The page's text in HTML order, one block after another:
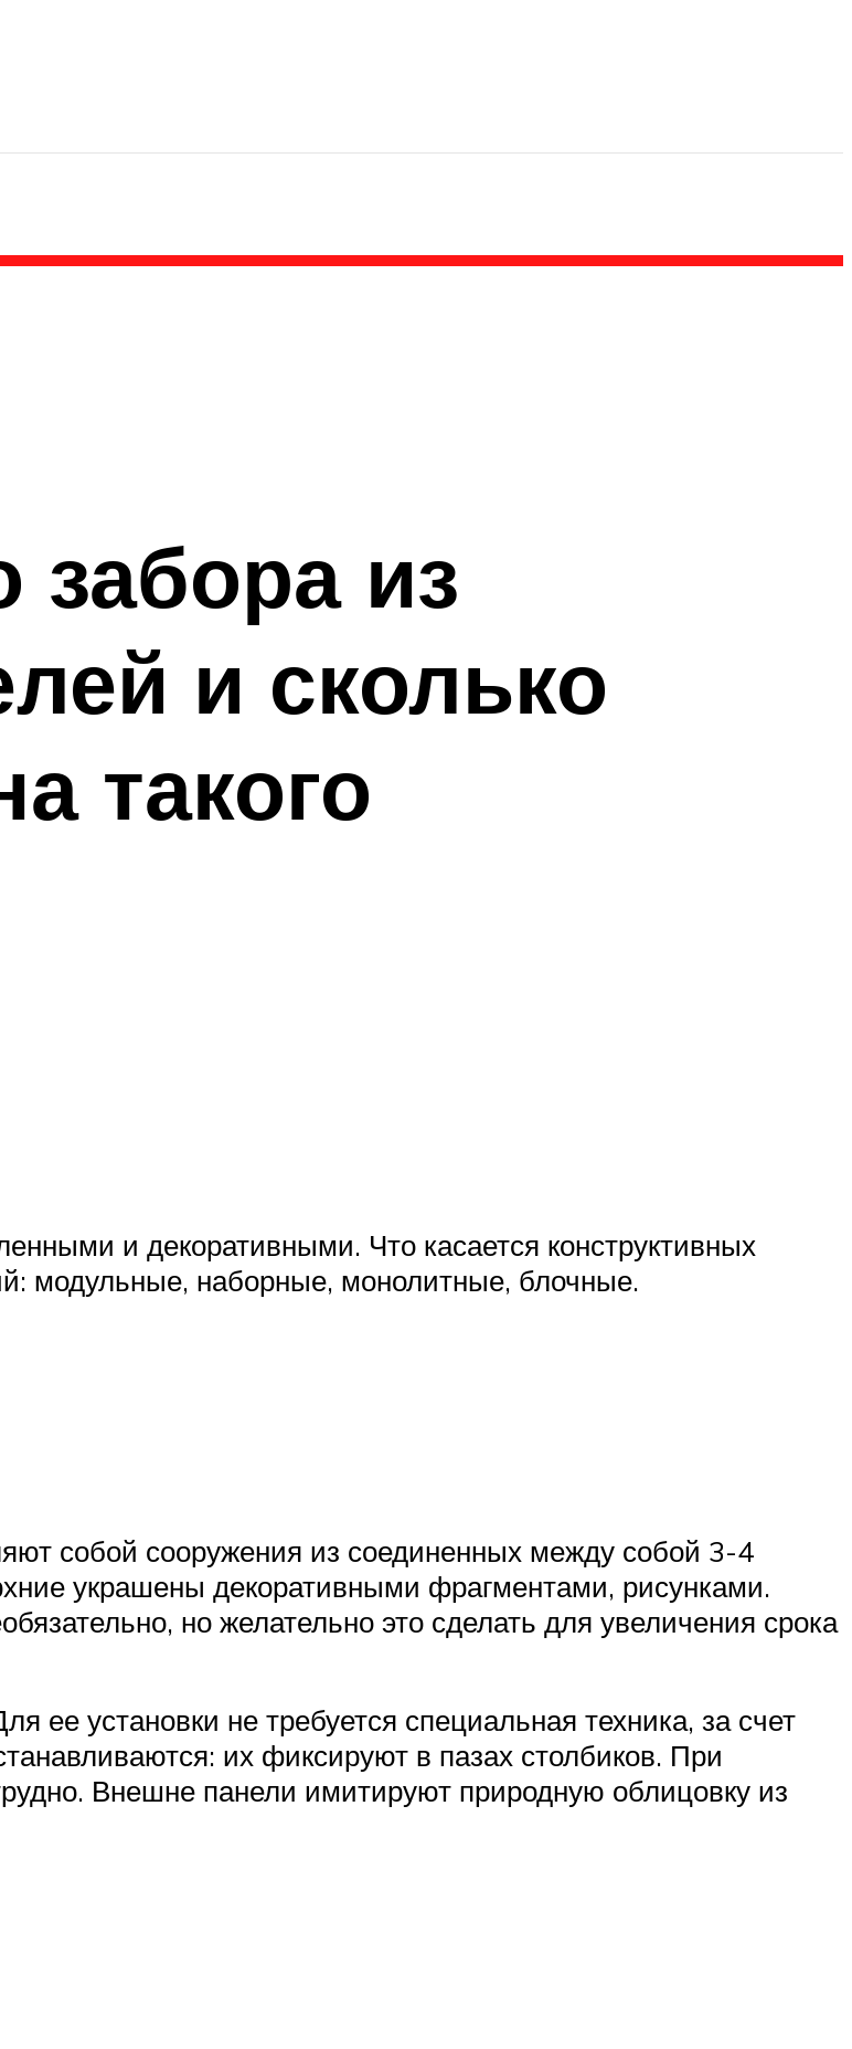
забора из
и сколько
такого
и декоративными. Что касается конструктивных
модульные, наборные, монолитные, блочные.
собой сооружения из соединенных между собой 3-4
украшены декоративными фрагментами, рисунками.
но желательно это сделать для увеличения срока
ее установки не требуется специальная техника, за счет
их фиксируют в пазах столбиков. При
Внешне панели имитируют природную облицовку из